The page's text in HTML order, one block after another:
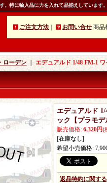
特に輸入品に力を入れて品揃えしています。
ご注文方法 お問い合せ 商品
ローデン エデュアルド 1/48 FM-1
エデュアルド
ック【プラモデ
販売価格: 6,320円(
[在庫なし]
希望小売価格:
返品特約に関す